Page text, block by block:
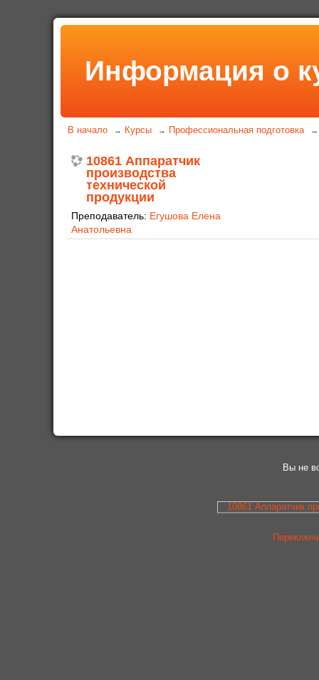
Информация о
В начало → Курсы → Профессиональная подготовка →
10861 Аппаратчик
производства
технической
продукции
Преподаватель: Егушова Елена
Анатольевна
Вы не
10861 Аппаратчик